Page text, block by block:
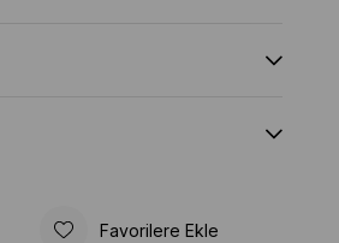
Favorilere Ekle